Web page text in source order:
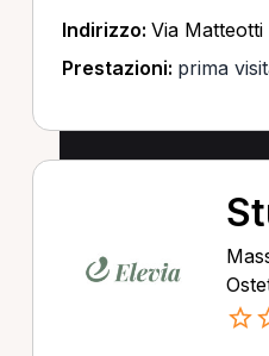
Indirizzo: Via
Prestazioni: prima